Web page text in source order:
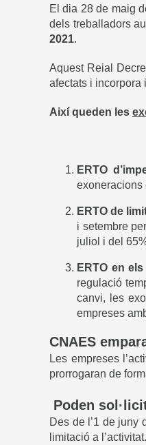
El dia 28 de maig
dels treballadors
2021.
Aquest Reial
afectats i incorpora
Així queden les
ERTO
exoneracions
ERTO de
i setembre
juliol i del
ERTO en
regulació
canvi, les
empreses
CNAES
Les empreses
prorrogaran de
Poden
Des de l’1 de juny
limitació a l’activitat.